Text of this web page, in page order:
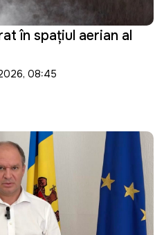
în spațiul aerian al
08:45